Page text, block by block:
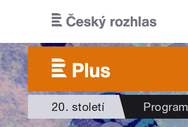
20. století Program